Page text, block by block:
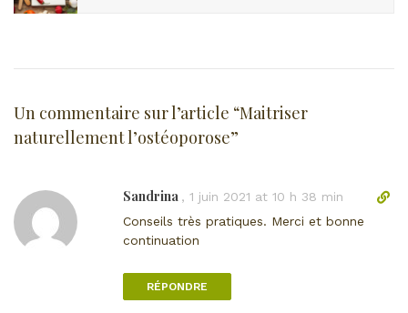
Un commentaire sur l’article “Maitriser
naturellement l’ostéoporose”
Sandrina , 1 juin 2021 at 10 h 38 min
L
Conseils très pratiques. Merci et bonne
continuation
RÉPONDRE